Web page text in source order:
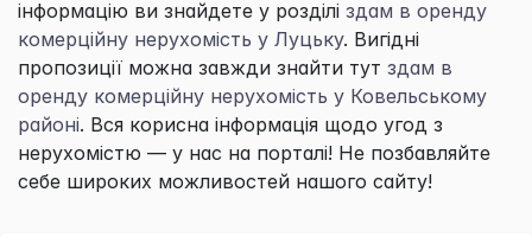
інформацію ви знайдете у розділі здам в оренду
комерційну нерухомість у Луцьку. Вигідні
пропозиції можна завжди знайти тут здам в
оренду комерційну нерухомість у Ковельському
районі. Вся корисна інформація щодо угод з
нерухомістю — у нас на порталі! Не позбавляйте
себе широких можливостей нашого сайту!